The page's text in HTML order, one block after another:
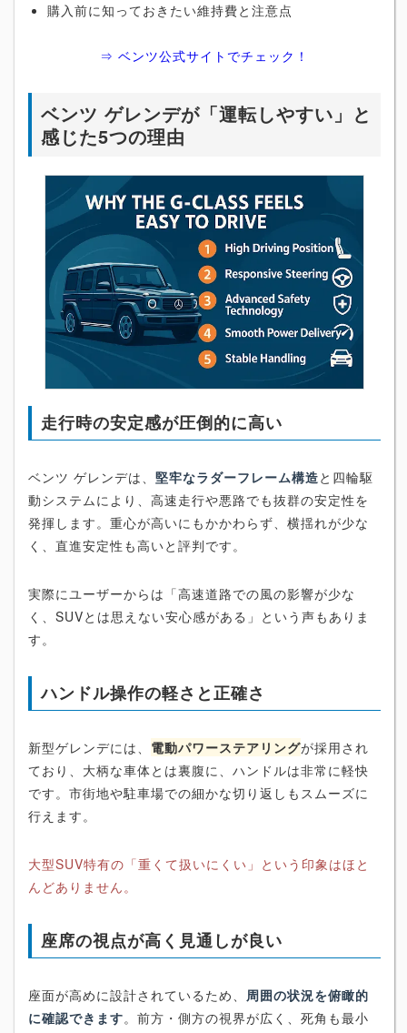
購入前に知っておきたい維持費と注意点
⇒ ベンツ公式サイトでチェック！
ベンツ ゲレンデが「運転しやすい」と
感じた5つの理由
走行時の安定感が圧倒的に高い
ベンツ ゲレンデは、 堅牢なラダーフレーム構造と四輪駆
動システムにより、高速走行や悪路でも抜群の安定性を
発揮します。重心が高いにもかかわらず、横揺れが少な
く、直進安定性も高いと評判です。
実際にユーザーからは「高速道路での風の影響が少な
く、SUVとは思えない安心感がある」という声もありま
す。
ハンドル操作の軽さと正確さ
新型ゲレンデには、 電動パワーステアリングが採用され
ており、大柄な車体とは裏腹に、ハンドルは非常に軽快
です。市街地や駐車場での細かな切り返しもスムーズに
行えます。
大型SUV特有の「重くて扱いにくい」という印象はほと
んどありません。
座席の視点が高く見通しが良い
座面が高めに設計されているため、 周囲の状況を俯瞰的
に確認できます。前方・側方の視界が広く、死角も最小